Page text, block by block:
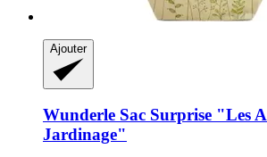
Ajouter
Wunderle Sac Surprise "Les
Jardinage"